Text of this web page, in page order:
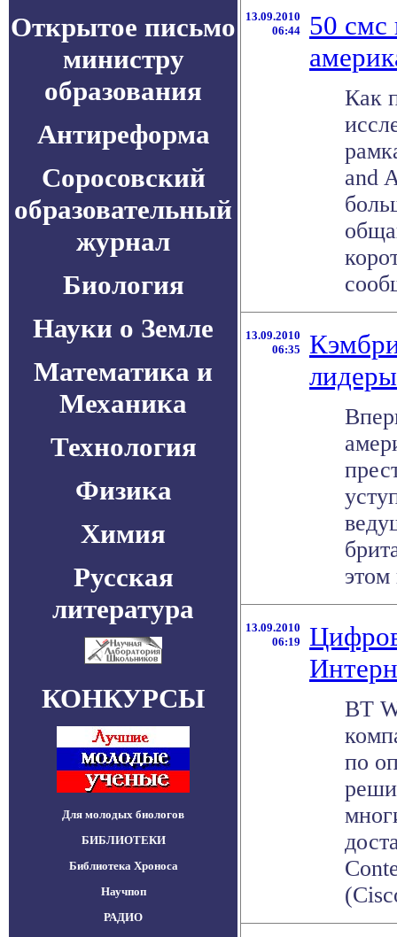
Открытое письмо
министру
образования
Антиреформа
Соросовский
образовательный
журнал
Биология
Науки о Земле
Математика и
Механика
Технология
Физика
Химия
Русская
литература
КОНКУРСЫ
Для молодых биологов
БИБЛИОТЕКИ
Библиотека Хроноса
Научпоп
РАДИО
13.09.2010
06:44
50 смс
Как
and
13.09.2010
06:35
лидеры
13.09.2010
06:19
BT
по